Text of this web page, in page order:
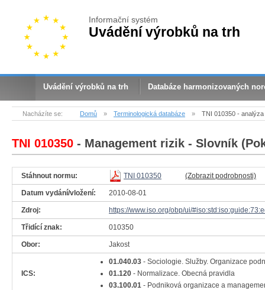
Informační systém
Uvádění výrobků na trh
Uvádění výrobků na trh Databáze harmonizovaných
Nacházíte se: Domů » Terminologická databáze » TNI 010350 -
TNI 010350 - Management rizik - Slovník
Stáhnout normu: TNI 010350 (Zobrazit podrobnosti)
Datum vydání/vložení: 2010-08-01
Zdroj: https://www.iso.org/obp/ui/
Třidící znak: 010350
Obor: Jakost
ICS:
01.040.03 - Sociologie. Služby. Organizace
01.120 - Normalizace. Obecná pravidla
03.100.01 - Podniková organizace a